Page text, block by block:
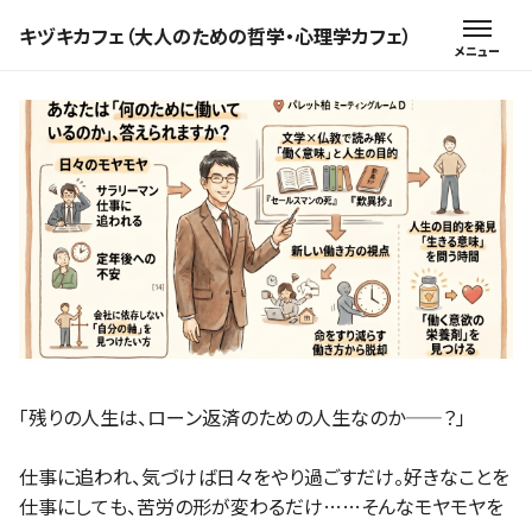
キヅキカフェ（大人のための哲学・心理学カフェ）
「残りの人生は、ローン返済のための人生なのか——？」
仕事に追われ、気づけば日々をやり過ごすだけ。好きなことを
仕事にしても、苦労の形が変わるだけ……そんなモヤモヤを